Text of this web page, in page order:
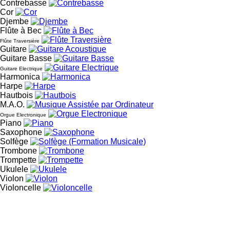
Contrebasse
Cor
Djembe
Flûte à Bec
Flûte Traversière
Guitare
Guitare Basse
Guitare Electrique
Harmonica
Harpe
Hautbois
M.A.O.
Orgue Electronique
Piano
Saxophone
Solfège
Trombone
Trompette
Ukulele
Violon
Violoncelle